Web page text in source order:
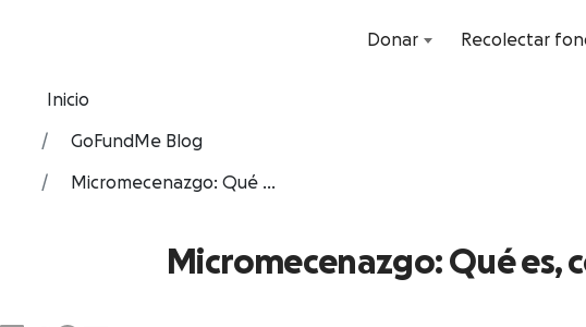
Donar
Recolectar
Inicio
GoFundMe Blog
Micromecenazgo: Qué ...
Micromecenazgo: Qué es,